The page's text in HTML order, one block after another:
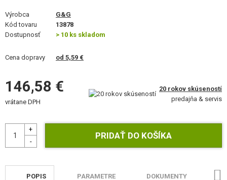
REKLAMNÉ PREDMETY
ZĽAVY, AKCIE
KONTAKT
Výrobca
G&G
Kód tovaru
13878
Dostupnosť
> 10 ks skladom
Cena dopravy od 5,59 €
146,58 €
vrátane DPH
20 rokov skúseností
predajňa & servis
POPIS PARAMETRE DOKUMENTY